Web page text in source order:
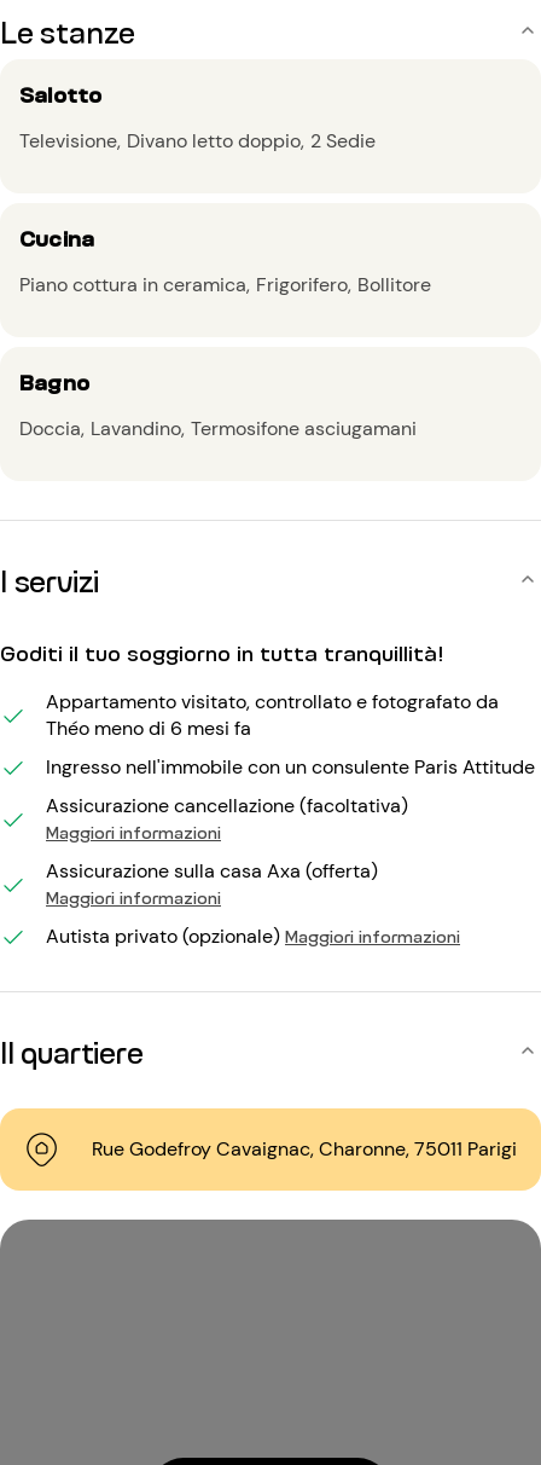
Le stanze
Salotto
Televisione Divano letto doppio 2 Sedie
Cucina
Piano cottura in ceramica Frigorifero Bollitore
Bagno
Doccia Lavandino Termosifone asciugamani
I servizi
Goditi il tuo soggiorno in tutta tranquillità!
Appartamento visitato, controllato e fotografato da
Théo meno di 6 mesi fa
Ingresso nell'immobile con un consulente Paris Attitude
Assicurazione cancellazione (facoltativa)
Maggiori informazioni
Assicurazione sulla casa Axa (offerta)
Maggiori informazioni
Autista privato (opzionale) Maggiori informazioni
Il quartiere
Rue Godefroy Cavaignac, Charonne, 75011 Parigi